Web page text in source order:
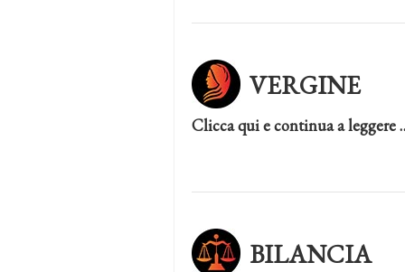
VERGINE
Clicca qui e continua a leggere
BILANCIA